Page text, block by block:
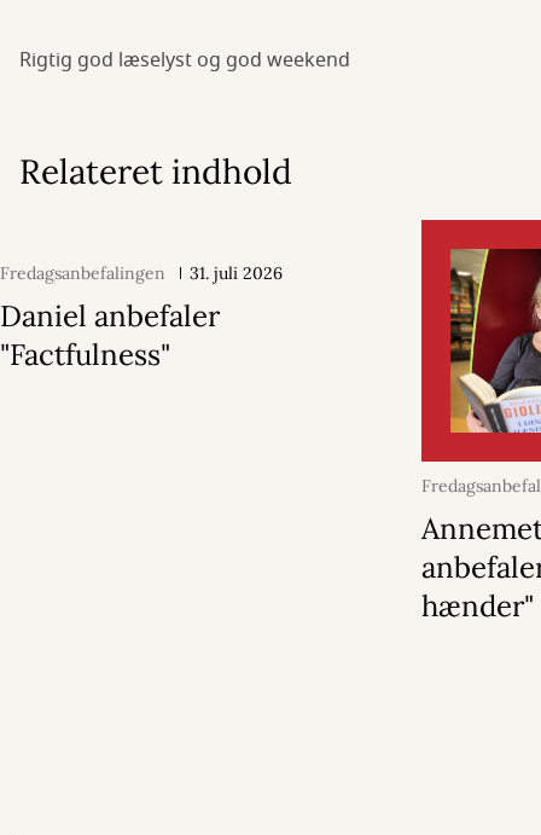
Rigtig god læselyst og god weekend
Relateret indhold
Fredagsanbefalingen 31. juli 2026
Daniel anbefaler
"Factfulness"
2026
hænder"